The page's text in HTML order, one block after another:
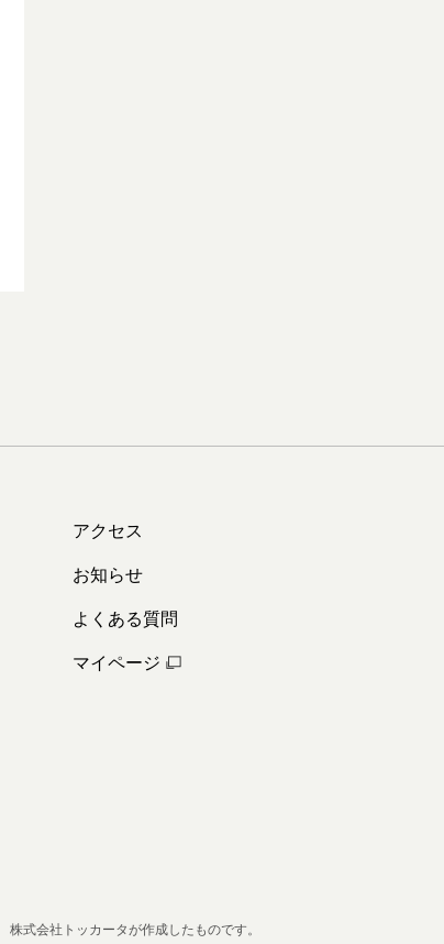
アクセス
お知らせ
よくある質問
マイページ
株式会社トッカータが作成したものです。